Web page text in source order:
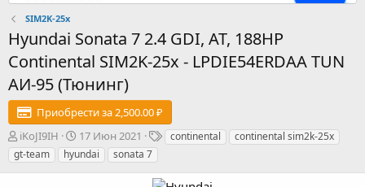
SIM2K-25x
Hyundai Sonata 7 2.4 GDI, AT, 188HP
Continental SIM2K-25x - LPDIE54ERDAA TUN
АИ-95 (Тюнинг)
Приобрести за 2,500.00 ₽
А
в
т
iKoJI9IH
Д
а
т
17 Июн 2021
Т
и
continental
continental sim2k-25x
gt-team
hyundai sonata 7